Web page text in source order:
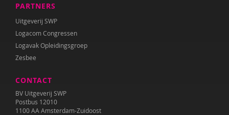
Josette Hoex
Josette Hoex
Anja Hol
Onno Hoorn
PARTNERS
Uitgeverij SWP
Logacom Congressen
Logavak Opleidingsgroep
Zesbee
CONTACT
BV Uitgeverij SWP
Postbus 12010
1100 AA Amsterdam-Zuidoost